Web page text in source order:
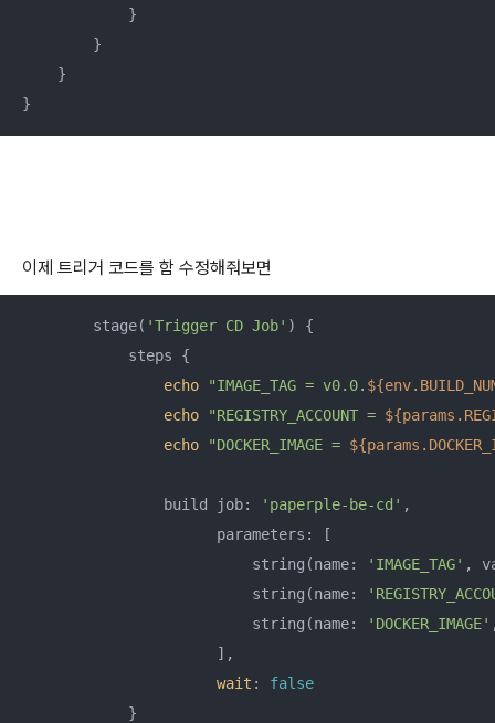
            }
        }
    }
}
이제 트리거 코드를 함 수정해줘보면
        stage(
'Trigger CD Job' ) {
            steps {
echo
"IMAGE_TAG = v0.0.
echo
"REGISTRY_ACCOUNT =
echo
"DOCKER_IMAGE =
                build job:
'paperple-be-cd' ,
                      parameters: [
                          string(name:
'IMAGE_TAG' ,
                          string(name:
                          string(name:
'DOCKER_IMAGE'
                      ],
wait : false
            }